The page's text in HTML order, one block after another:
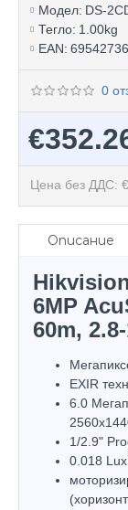
Модел: DS-
Тегло: 1.00kg
EAN:
0
Цена без ДДС:
Описание
6MP
60m,
EXIR
6.0
1/2.9"
0.018